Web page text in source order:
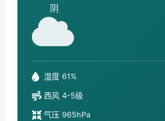
阴
湿度 61%
西风 4-5级
气压 965hPa